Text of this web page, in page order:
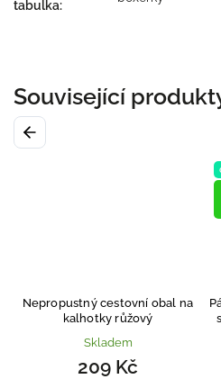
tabulka:
Související
Previous
cestovní obal na
kalhotky růžový
209 Kč
dárek
Pánské
slipy